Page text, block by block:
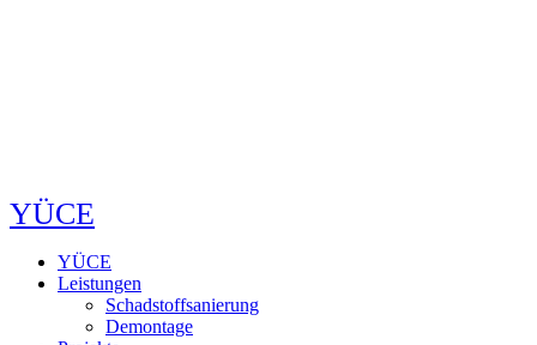
YÜCE
YÜCE
Leistungen
Schadstoffsanierung
Demontage